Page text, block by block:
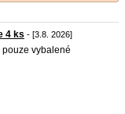
4 ks - [3.8. 2026]
vybalené